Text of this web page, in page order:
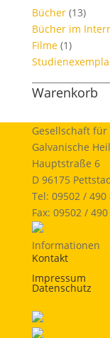
Bücher (13)
Bücher im
Filme (1)
Warenkorb
Gesellschaft für
Galvanische
Hauptstraße 6
D 96175
Tel: 09502 / 490
Fax: 09502 /
Informationen
Kontakt
Impressum
Datenschutz